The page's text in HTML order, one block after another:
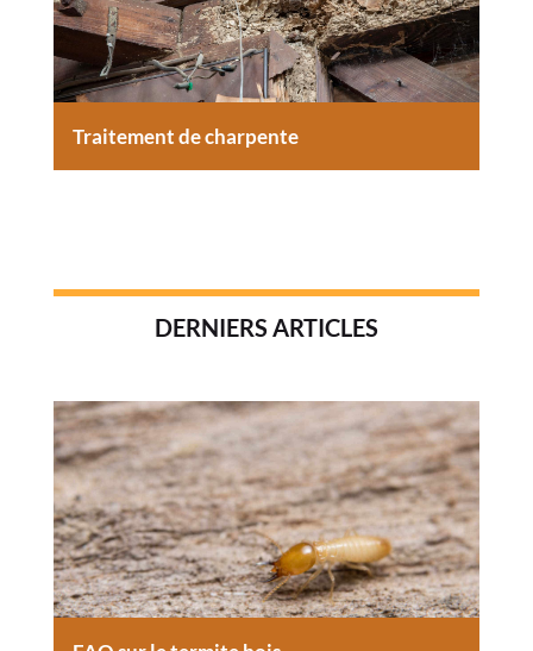
Traitement de charpente
DERNIERS ARTICLES